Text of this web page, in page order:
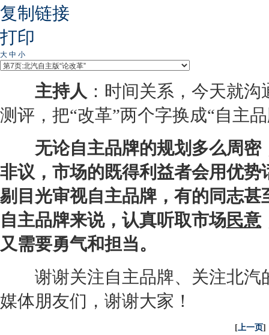
复制链接
打印
大 中 小
主持人 ：时间关系，今天就
测评，把“改革”两个字换成“自主
无论自主品牌的规划多么周密
非议，市场的既得利益者会用优
剔目光审视自主品牌，有的同志
自主品牌来说，认真听取市场民意
又需要勇气和担当。
谢谢关注自主品牌、关注北汽
媒体朋友们，谢谢大家！
[上一页]